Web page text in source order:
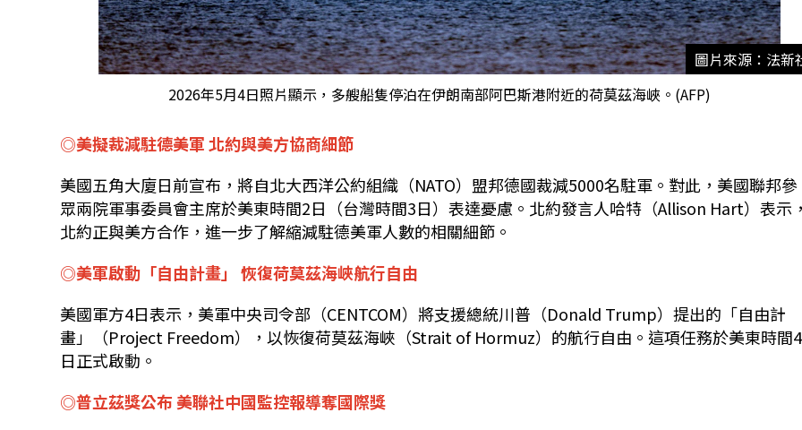
圖片來源：法新
2026年5月4日照片​​顯示，多艘船隻停泊在伊朗南部阿巴斯港附近的荷莫茲海峽。(AFP)
◎美擬裁減駐德美軍 北約與美方協商細節
美國五角大廈日前宣布，將自北大西洋公約組織（NATO）盟邦德國裁減5000名駐軍。對此，美國聯邦參
眾兩院軍事委員會主席於美東時間2日（台灣時間3日）表達憂慮。北約發言人哈特（Allison Hart）表示
北約正與美方合作，進一步了解縮減駐德美軍人數的相關細節。
◎美軍啟動「自由計畫」 恢復荷莫茲海峽航行自由
美國軍方4日表示，美軍中央司令部（CENTCOM）將支援總統川普（Donald Trump）提出的「自由計
畫」（Project Freedom），以恢復荷莫茲海峽（Strait of Hormuz）的航行自由。這項任務於美東時間4
日正式啟動。
◎普立茲獎公布 美聯社中國監控報導奪國際獎